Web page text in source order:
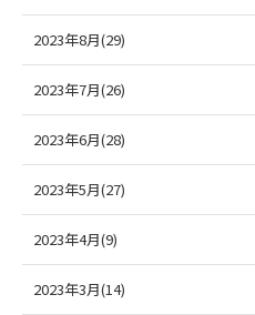
2023年8月(29)
2023年7月(26)
2023年6月(28)
2023年5月(27)
2023年4月(9)
2023年3月(14)